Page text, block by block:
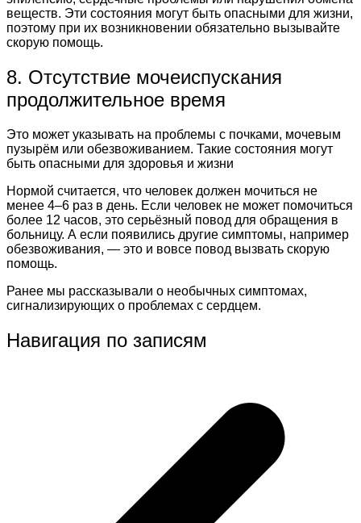
веществ. Эти состояния могут быть опасными для жизни,
поэтому при их возникновении обязательно вызывайте
скорую помощь.
8. Отсутствие мочеиспускания
продолжительное время
Это может указывать на проблемы с почками, мочевым
пузырём или обезвоживанием. Такие состояния могут
быть опасными для здоровья и жизни
Нормой считается, что человек должен мочиться не
менее 4–6 раз в день. Если человек не может помочиться
более 12 часов, это серьёзный повод для обращения в
больницу. А если появились другие симптомы, например
обезвоживания, — это и вовсе повод вызвать скорую
помощь.
Ранее мы рассказывали о необычных симптомах,
сигнализирующих о проблемах с сердцем.
Навигация по записям